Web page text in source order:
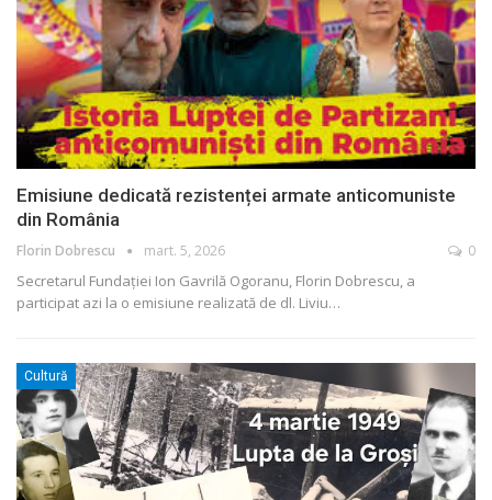
Emisiune dedicată rezistenței armate anticomuniste
din România
Florin Dobrescu mart. 5, 2026 0
Secretarul Fundației Ion Gavrilă Ogoranu, Florin Dobrescu, a
participat azi la o emisiune realizată de dl. Liviu…
Cultură